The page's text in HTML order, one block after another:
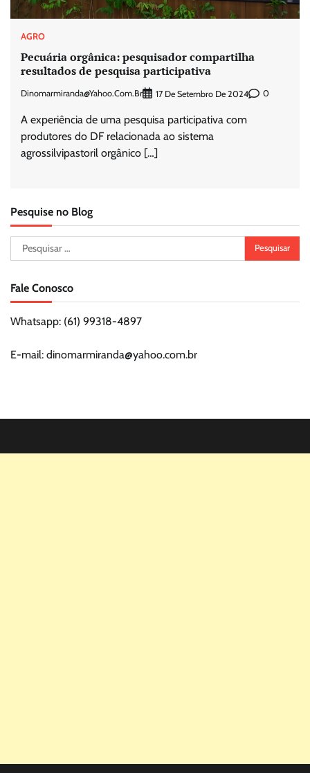
AGRO
Pecuária orgânica: pesquisador compartilha
resultados de pesquisa participativa
Dinomarmiranda@yahoo.com.br 17 De Setembro De 2024 0
A experiência de uma pesquisa participativa com
produtores do DF relacionada ao sistema
agrossilvipastoril orgânico […]
Pesquise no Blog
Pesquisar
por:
Fale Conosco
Whatsapp: (61) 99318-4897
E-mail: dinomarmiranda@yahoo.com.br